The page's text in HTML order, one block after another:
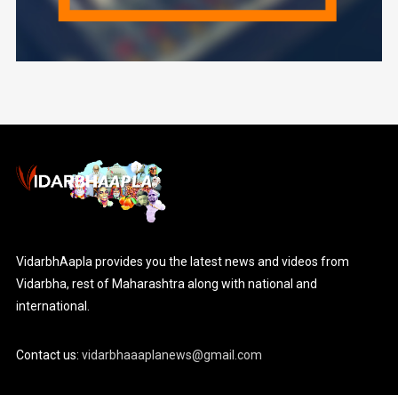
VidarbhAapla provides you the latest news and videos from
Vidarbha, rest of Maharashtra along with national and
international.
Contact us:vidarbhaaaplanews@gmail.com